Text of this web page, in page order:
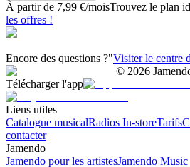
À partir de 7,99 €/moisTrouvez le plan
les offres !
Encore des questions ?"Visiter le centre
© 2026
Télécharger l'app
Liens utiles
Catalogue musicalRadios In-storeTarifs
contacter
Jamendo
Jamendo pour les artistesJamendo Music